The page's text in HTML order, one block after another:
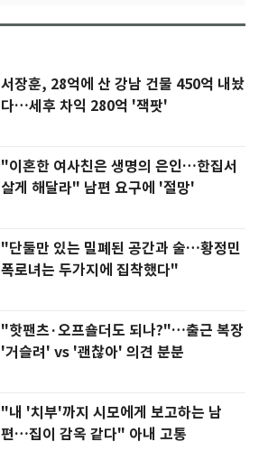
서장훈, 28억에 산 강남 건물 450억 내놨
다…세후 차익 280억 '잭팟'
"이혼한 여사친은 생명의 은인…한집서
살게 해달라" 남편 요구에 '절망'
"단둘만 있는 밀폐된 공간과 술…황정민
폭로녀는 두가지에 집착했다"
"핫팬츠·오프숄더도 되나?"…출근 복장
'거슬려' vs '괜찮아' 의견 분분
"내 '치부'까지 시모에게 보고하는 남
편…집이 감옥 같다" 아내 고통